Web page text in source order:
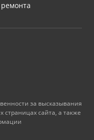
за высказывания
страницах сайта, а также